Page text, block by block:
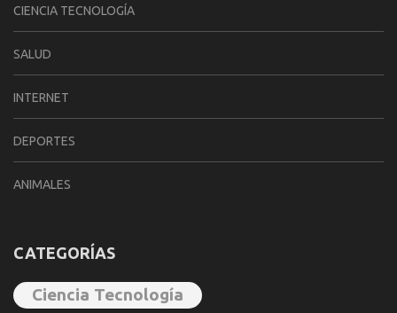
CIENCIA TECNOLOGÍA
SALUD
INTERNET
DEPORTES
ANIMALES
CATEGORÍAS
Ciencia Tecnología